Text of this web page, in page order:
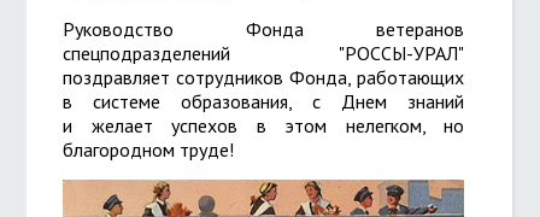
Руководство Фонда ветеранов
спецподразделений "РОССЫ-УРАЛ"
поздравляет сотрудников Фонда, работающих
в системе образования, с Днем знаний
и желает успехов в этом нелегком, но
благородном труде!